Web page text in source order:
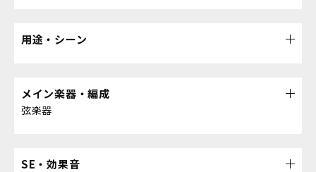
用途・シーン
メイン楽器・編成
弦楽器
SE・効果音